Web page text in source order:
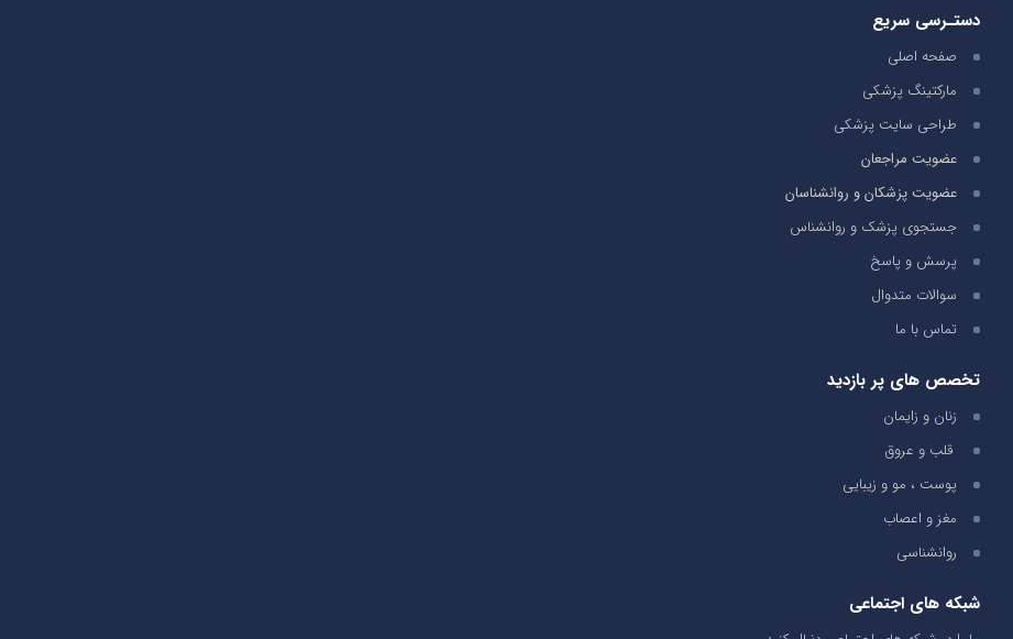
دستـرسی سریع
صفحه اصلی
مارکتینگ پزشکی
طراحی سایت پزشکی
عضویت مراجعان
عضویت پزشکان و روانشناسان
جستجوی پزشک و روانشناس
پرسش و پاسخ
سوالات متدوال
تماس با ما
تخصص های پر بازدید
زنان و زایمان
قلب و عروق
پوست ، مو و زیبایی
مغز و اعصاب
روانشناسی
شبکه های اجتماعی